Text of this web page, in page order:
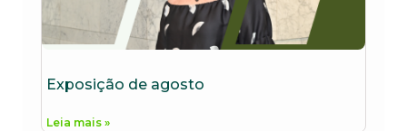
Exposição de agosto
Leia mais »